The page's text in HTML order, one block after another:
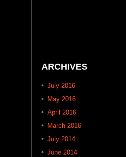
ARCHIVES
July 2016
May 2016
April 2016
March 2016
July 2014
June 2014